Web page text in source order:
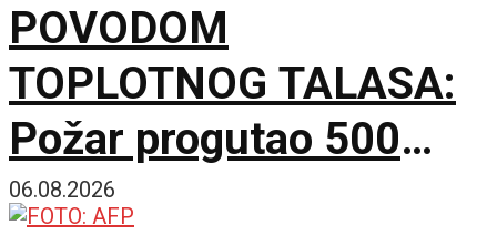
POVODOM
TOPLOTNOG TALASA:
Požar progutao 500
hektara Peščare, sutra
06.08.2026